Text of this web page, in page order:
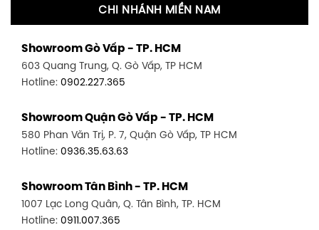
CHI NHÁNH MIỀN NAM
Showroom Gò Vấp - TP. HCM
603 Quang Trung, Q. Gò Vấp, TP HCM
Hotline: 0902.227.365
Showroom Quận Gò Vấp - TP. HCM
580 Phan Văn Trị, P. 7, Quận Gò Vấp, TP HCM
Hotline: 0936.35.63.63
Showroom Tân Bình - TP. HCM
1007 Lạc Long Quân, Q. Tân Bình, TP. HCM
Hotline: 0911.007.365